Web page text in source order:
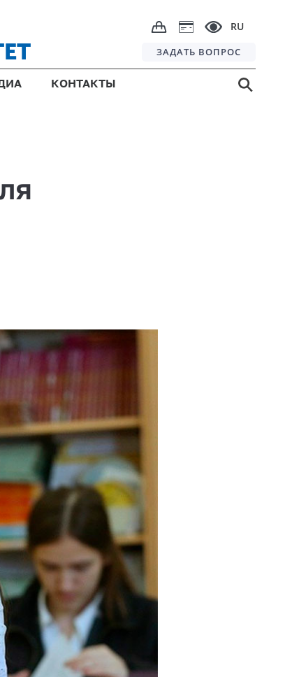
RU
ЗАДАТЬ ВОПРОС
КОНТАКТЫ